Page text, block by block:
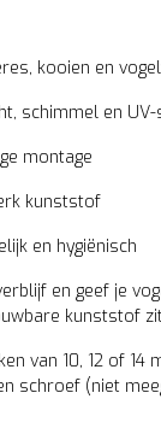
kooien en
schimmel en
montage
kunststof
en hygiënisch
en geef je
kunststof
van 10, 12 of 14
schroef (niet